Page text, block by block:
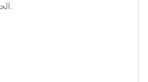
الحديد الثقيل أغلى من الخفيف.